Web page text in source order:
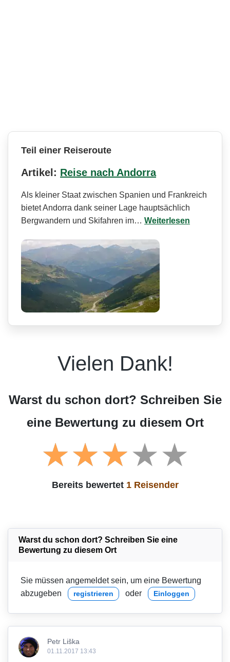
Teil einer Reiseroute
Artikel: Reise nach Andorra
Als kleiner Staat zwischen Spanien und Frankreich
bietet Andorra dank seiner Lage hauptsächlich
Bergwandern und Skifahren im… Weiterlesen
Vielen Dank!
Warst du schon dort? Schreiben Sie
eine Bewertung zu diesem Ort
Bereits bewertet 1 Reisender
Warst du schon dort? Schreiben Sie eine
Bewertung zu diesem Ort
Sie müssen angemeldet sein, um eine Bewertung
abzugeben
registrieren oder Einloggen
Petr Liška
01.11.2017 13:43